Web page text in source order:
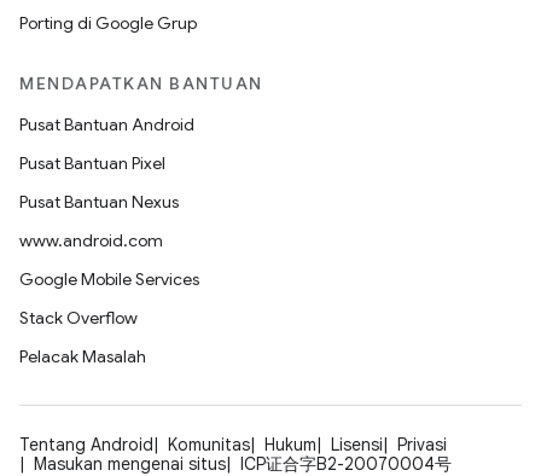
Porting di Google Grup
MENDAPATKAN BANTUAN
Pusat Bantuan Android
Pusat Bantuan Pixel
Pusat Bantuan Nexus
www.android.com
Google Mobile Services
Stack Overflow
Pelacak Masalah
Tentang Android Komunitas Hukum Lisensi
Privasi
Masukan mengenai situs
ICP证合字B2-20070004号